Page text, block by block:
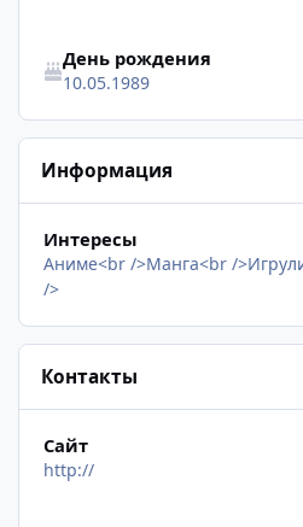
День рождения
10.05.1989
Информация
Интересы
Аниме<br />Манга<br /
/>
Контакты
Сайт
http://